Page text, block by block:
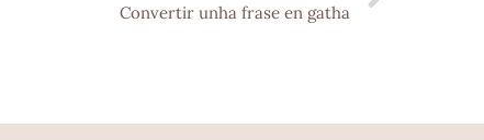
Convertir unha frase en gatha